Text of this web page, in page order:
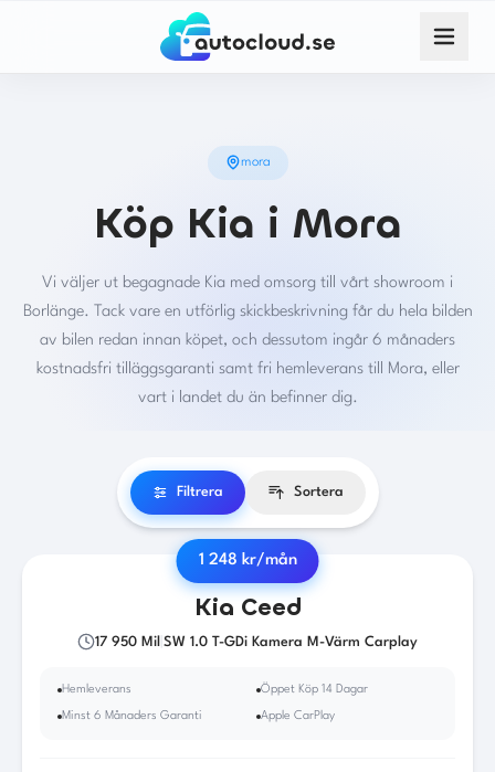
mora
Köp Kia i Mora
Vi väljer ut begagnade Kia med omsorg till vårt showroom i
Borlänge. Tack vare en utförlig skickbeskrivning får du hela bilden
av bilen redan innan köpet, och dessutom ingår 6 månaders
kostnadsfri tilläggsgaranti samt fri hemleverans till Mora, eller
vart i landet du än befinner dig.
Filtrera Sortera
1 248 kr/mån
Kia Ceed
17 950 Mil SW 1.0 T-GDi Kamera M-Värm Carplay
Hemleverans Öppet Köp 14 Dagar
Minst 6 Månaders Garanti Apple CarPlay